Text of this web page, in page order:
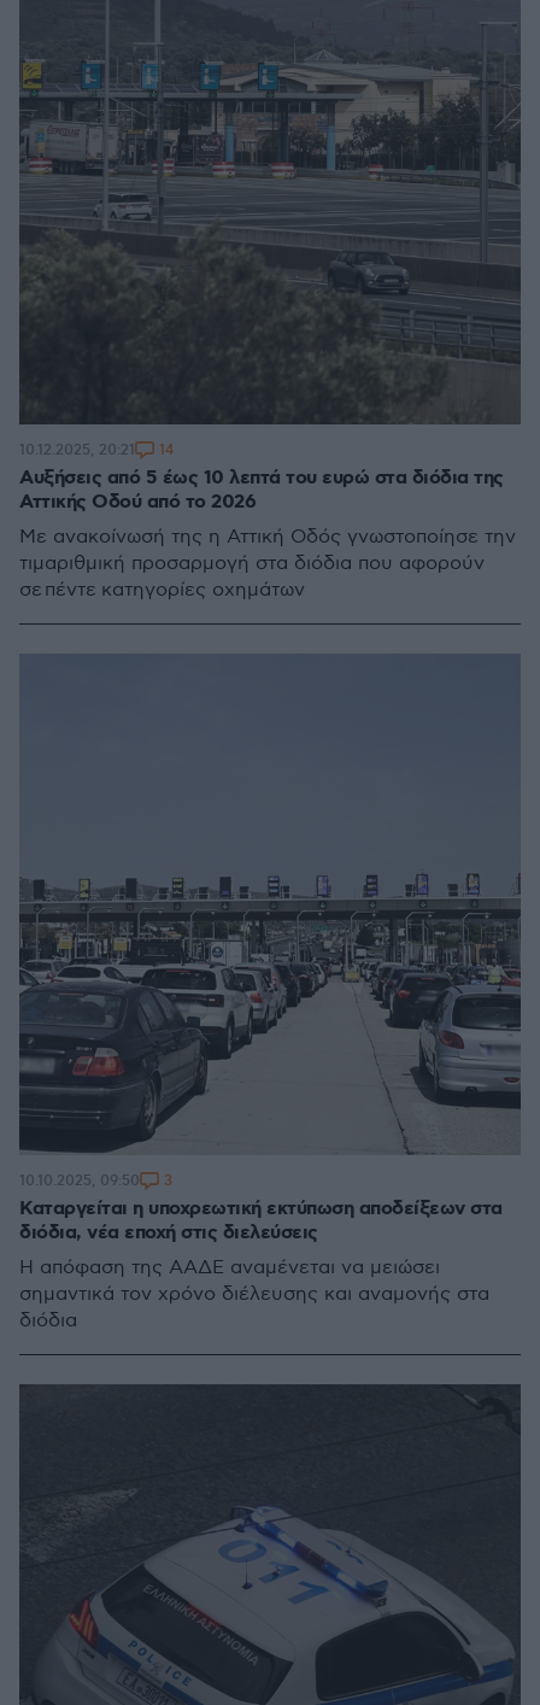
Αυξήσεις από 5 έως 10 λεπτά του ευρώ στα διόδια της
Αττικής Οδού από το 2026
Με ανακοίνωσή της η Αττική Οδός γνωστοποίησε την
τιμαριθμική προσαρμογή στα διόδια που αφορούν
σε πέντε κατηγορίες οχημάτων
10.12.2025, 20:21 14
Καταργείται η υποχρεωτική εκτύπωση αποδείξεων στα
διόδια, νέα εποχή στις διελεύσεις
Η απόφαση της ΑΑΔΕ αναμένεται να μειώσει
σημαντικά τον χρόνο διέλευσης και αναμονής στα
διόδια
10.10.2025, 09:50 3